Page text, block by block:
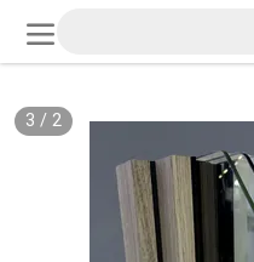
2
/
3